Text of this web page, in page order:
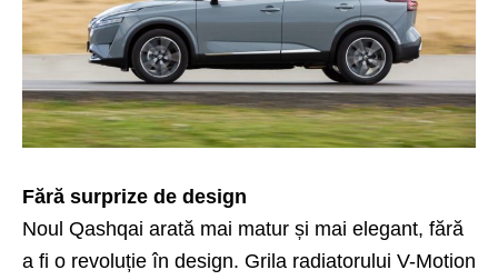
Fără surprize de design
Noul Qashqai arată mai matur și mai elegant, fără
a fi o revoluție în design. Grila radiatorului V-Motion